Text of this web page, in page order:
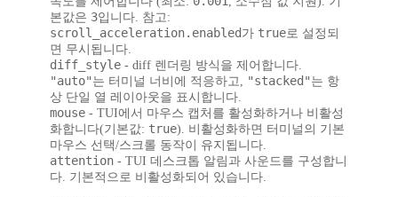
본값은 3입니다. 참고:
scroll_acceleration.enabled 가 true로 설정되
면 무시됩니다.
diff_style - diff 렌더링 방식을 제어합니다.
"auto" 는 터미널 너비에 적응하고, "stacked" 는 항
상 단일 열 레이아웃을 표시합니다.
mouse - TUI에서 마우스 캡처를 활성화하거나 비활성
화합니다(기본값: true). 비활성화하면 터미널의 기본
마우스 선택/스크롤 동작이 유지됩니다.
attention - TUI 데스크톱 알림과 사운드를 구성합니
다. 기본적으로 비활성화되어 있습니다.